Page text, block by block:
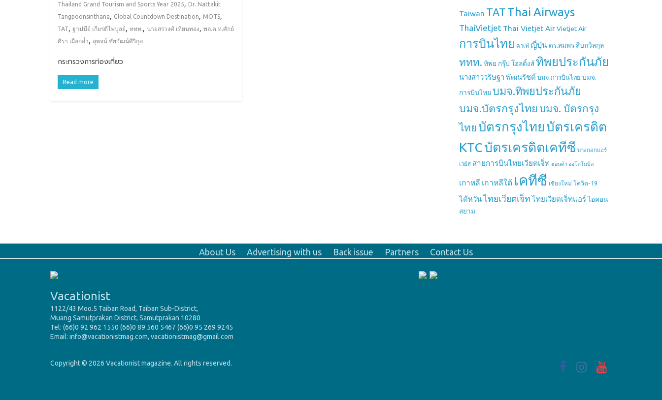
Thailand Grand Tourism and Sports Year 2025
Dr. Nattakit
Tangpoonsinthana
Global Countdown Destination MOTS
TAT ฐาปนีย์ เกียรติไพบูลย์ ททท. นายสรวงศ์ เทียนทอง
พล.ต.ท.ศักย์
ศิรา เผือกอ่ำ
สุพจน์ ชัยวัฒน์ศิริกุล
กระทรวงการท่องเที่ยว
Read more
Taiwan TAT Thai Airways
ThaiVietjet Thai Vietjet AirVietjet Air
การบินไทย คาเฟ่ ญี่ปุ่น ดร.สมพร สืบถวิลกุล
ททท. ทิพย กรุ๊ป โฮลดิ้งส์ทิพยประกันภัย
นางสาววริษฐา พัฒนรัชต์ บมจ.การบินไทย บมจ.
การบินไทย บมจ.ทิพยประกันภัย
บมจ.บัตรกรุงไทย บมจ. บัตรกรุง
ไทย บัตรกรุงไทย บัตรเครดิต
KTCบัตรเครดิตเคทีซี บางกอกแอร์
เวย์ส สายการบินไทยเวียตเจ็ท ฮอนด้า ออโตโมบิล
เกาหลี เกาหลีใต้ เคทีซี เชียงใหม่ โควิด-19
ไต้หวันไทยเวียตเจ็ท ไทยเวียตเจ็ทแอร์ไอคอน
สยาม
About Us Advertising with us Back issue Partners Contact Us
Vacationist
1122/43 Moo.5 Taiban Road, Taiban Sub-District,
Muang Samutprakan District, Samutprakan 10280
Tel: (66)0 92 962 1550 (66)0 89 560 5467 (66)0 95 269 9245
Email: info@vacationistmag.com, vacationistmag@gmail.com
Copyright © 2026 Vacationistmagazine. All rights reserved.